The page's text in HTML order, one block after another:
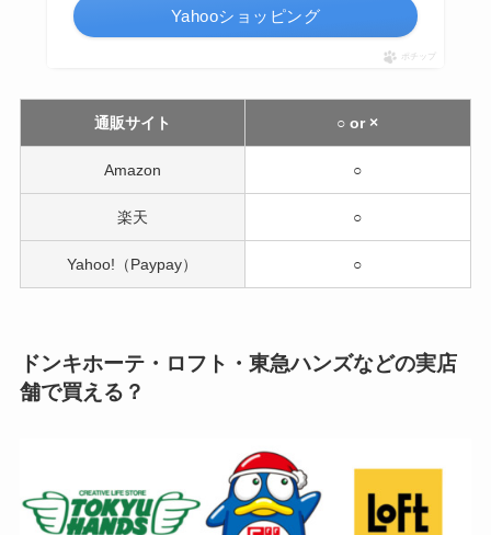
Yahooショッピング
ポチップ
通販サイト ○ or ×
Amazon ○
楽天 ○
Yahoo!（Paypay） ○
ドンキホーテ・ロフト・東急ハンズなどの実店
舗で買える？